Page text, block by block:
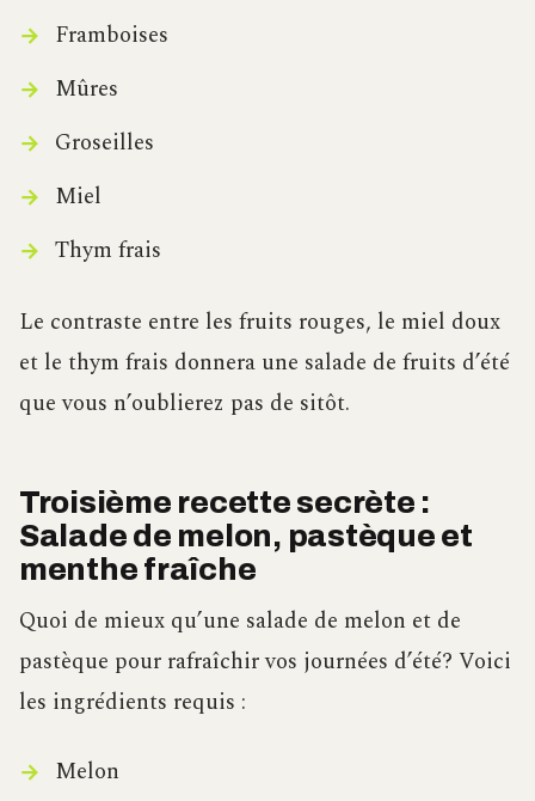
Framboises
Mûres
Groseilles
Miel
Thym frais
Le contraste entre les fruits rouges, le miel doux
et le thym frais donnera une salade de fruits d’été
que vous n’oublierez pas de sitôt.
Troisième recette secrète :
Salade de melon, pastèque et
menthe fraîche
Quoi de mieux qu’une salade de melon et de
pastèque pour rafraîchir vos journées d’été? Voici
les ingrédients requis :
Melon